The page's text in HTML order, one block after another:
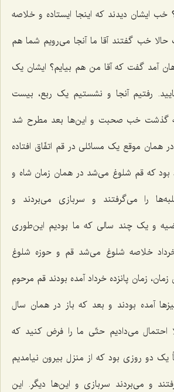
خب ایشان دیدند که اینجا ایستاده و خلاصه
خب گفتند آقا ما آنجا می‌رویم شما هم
آمد گفت که آقا من هم بیایم؟ ایشان یک
رفتیم آنجا و نشستیم یک ربع، بیست
گذشت خب صحبت و این‌ها بعد مطرح شد
همان موقع یک مسائلی در قم اتفّاق افتاده
بود که قم شلوغ می‌شد در همان زمان شاه و
را می‌گرفتند و سربازی می‌بردند و
و یک چند سالی که ما بودیم این‌طوری
خلاصه شلوغ می‌شد قم و حوزه شلوغ
زمان پانزده خرداد آمده بودند قم مرحوم
آمده بودند و بعد که باز در همان سال
می‌دادیم حتّی ما را فرض کنید که
یک دو روزی بود که از منزل بیرون نیامدیم
و می‌بردند سربازی و این‌ها دیگر. این